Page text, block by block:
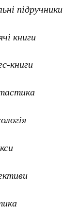
підручники
книги
книги